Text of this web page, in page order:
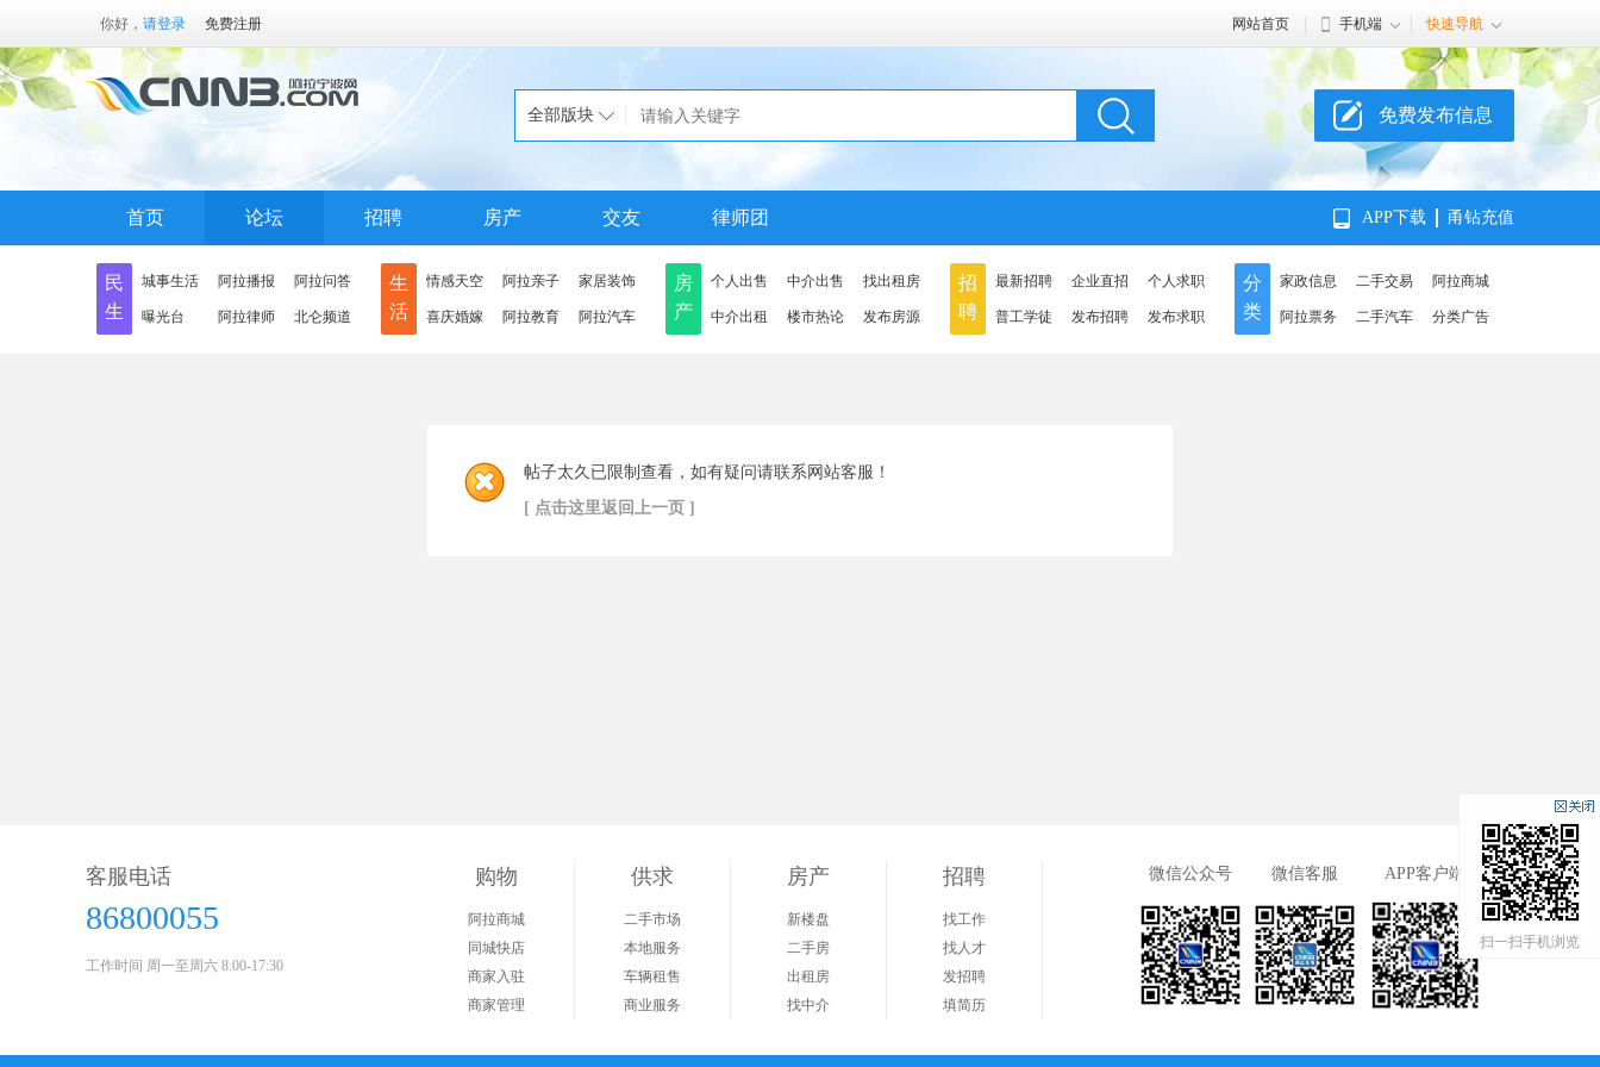
你好， 请登录 免费注册 网站首页 手机端 快速导航
全部版块 免费发布信息
首页 论坛 招聘 房产 交友 律师团 APP下载 甬钻充值
民
生
城事生活 阿拉播报 阿拉问答
曝光台 阿拉律师 北仑频道
生
活
情感天空 阿拉亲子 家居装饰
喜庆婚嫁 阿拉教育 阿拉汽车
房
产
个人出售 中介出售 找出租房
中介出租 楼市热论 发布房源
招
聘
最新招聘 企业直招 个人求职
普工学徒 发布招聘 发布求职
分
类
家政信息 二手交易 阿拉商城
阿拉票务 二手汽车 分类广告
帖子太久已限制查看，如有疑问请联系网站客服！
[ 点击这里返回上一页 ]
扫一扫手机浏览
客服电话
86800055
工作时间 周一至周六 8:00-17:30
购物
阿拉商城
同城快店
商家入驻
商家管理
供求
二手市场
本地服务
车辆租售
商业服务
房产
新楼盘
二手房
出租房
找中介
招聘
找工作
找人才
发招聘
填简历
微信公众号 微信客服 APP客户端